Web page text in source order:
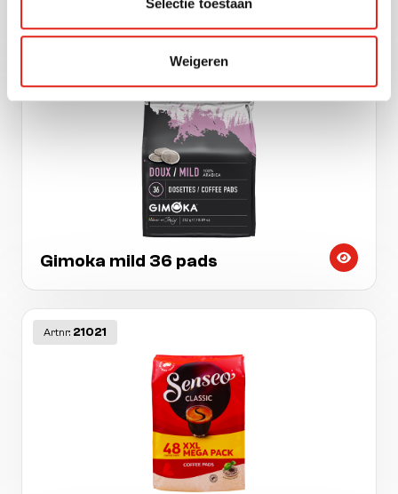
Weigeren
Dallmayr crema doro 28 pads
Gimoka mild 36 pads
Artnr: 21021